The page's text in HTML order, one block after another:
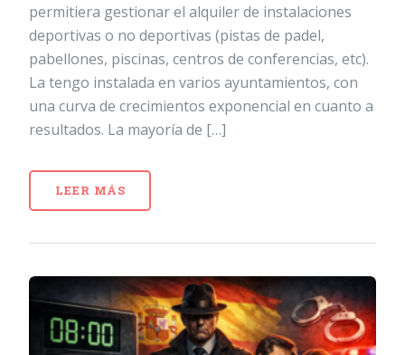
permitiera gestionar el alquiler de instalaciones
deportivas o no deportivas (pistas de padel,
pabellones, piscinas, centros de conferencias, etc).
La tengo instalada en varios ayuntamientos, con
una curva de crecimientos exponencial en cuanto a
resultados. La mayoría de […]
LEER MÁS